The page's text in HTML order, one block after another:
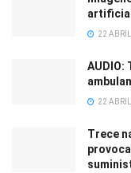
22
22
Trece